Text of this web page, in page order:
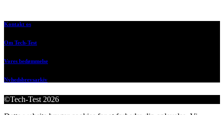
Kontakt os
Om Tech-Test
Vores bedømmelse
Nyhedsbrevsarkiv
©Tech-Test 2026